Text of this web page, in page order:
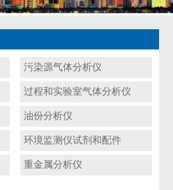
污染源气体分析仪
过程和实验室气体分析仪
油份分析仪
环境监测仪试剂和配件
重金属分析仪